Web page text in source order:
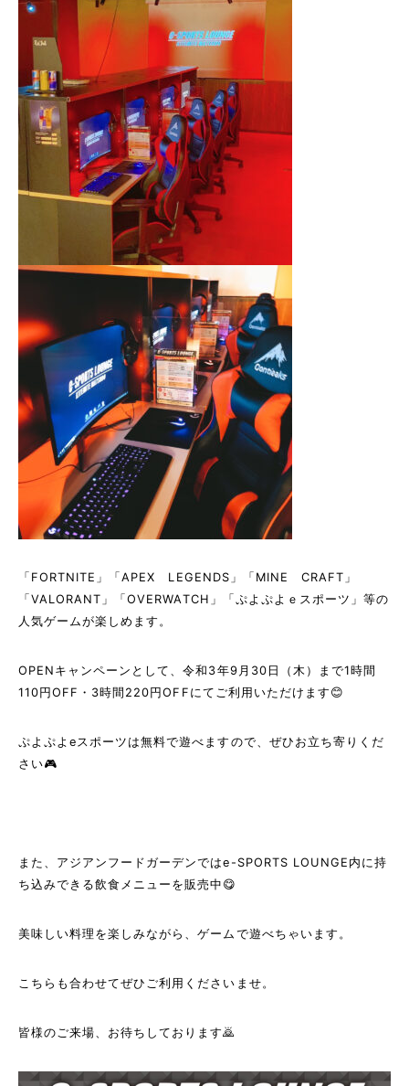
「FORTNITE」「APEX LEGENDS」「MINE CRAFT」
「VALORANT」「OVERWATCH」「ぷよぷよｅスポーツ」等の
人気ゲームが楽しめます。
OPENキャンペーンとして、令和3年9月30日（木）まで1時間
110円OFF・3時間220円OFFにてご利用いただけます😊
ぷよぷよeスポーツは無料で遊べますので、ぜひお立ち寄りくだ
さい🎮
また、アジアンフードガーデンではe-SPORTS LOUNGE内に持
ち込みできる飲食メニューを販売中😋
美味しい料理を楽しみながら、ゲームで遊べちゃいます。
こちらも合わせてぜひご利用くださいませ。
皆様のご来場、お待ちしております🙇